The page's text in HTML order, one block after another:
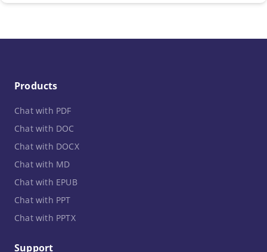
Products
Chat with PDF
Chat with DOC
Chat with DOCX
Chat with MD
Chat with EPUB
Chat with PPT
Chat with PPTX
Support